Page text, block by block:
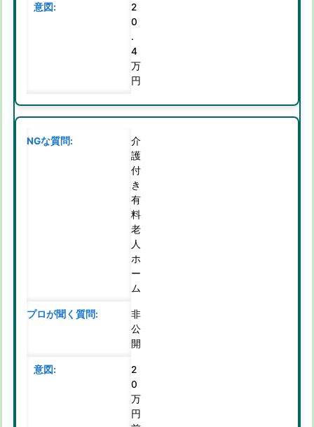
2
0
.
4
万
円
介
護
付
き
有
料
老
人
ホ
ー
ム
非
公
開
2
0
万
円